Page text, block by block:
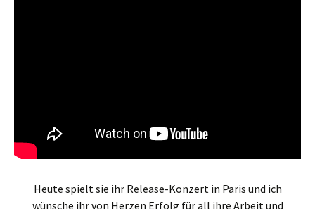
Heute spielt sie ihr Release-Konzert in Paris und ich
wünsche ihr von Herzen Erfolg für all ihre Arbeit und